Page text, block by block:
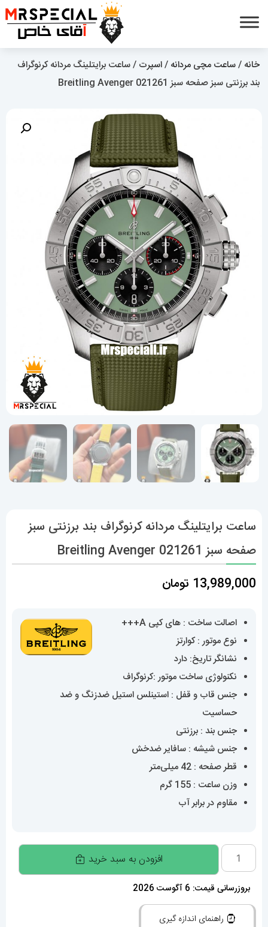
خانه /ساعت مچی مردانه /اسپرت / ساعت برایتلینگ مردانه کرنوگراف
بند برزنتی سبز صفحه سبز Breitling Avenger 021261
ساعت برایتلینگ مردانه کرنوگراف بند برزنتی سبز
صفحه سبز Breitling Avenger 021261
13,989,000 تومان
اصالت ساخت : های کپی A+++
نوع موتور : کوارتز
نشانگر تاریخ: دارد
نکنولوژی ساخت موتور :کرنوگراف
جنس قاب و قفل : استینلس استیل ضدزنگ و ضد
حساسیت
جنس بند : برزنتی
جنس شیشه : سافایر ضدخش
قطر صفحه : 42 میلی‌متر
وزن ساعت : 155 گرم
مقاوم در برابر آب
ساعت
برایتلینگ
مردانه
کرنوگراف
افزودن به سبد خرید
بروزرسانی قیمت: 6 آگوست 2026
راهنمای اندازه گیری